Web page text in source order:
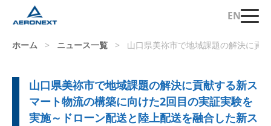
EN
ホーム > ニュース一覧 > 山口県美祢市で地域課題の解決に貢
山口県美祢市で地域課題の解決に貢献する新ス
マート物流の構築に向けた2回目の実証実験を
実施～ドローン配送と陸上配送を融合した新ス